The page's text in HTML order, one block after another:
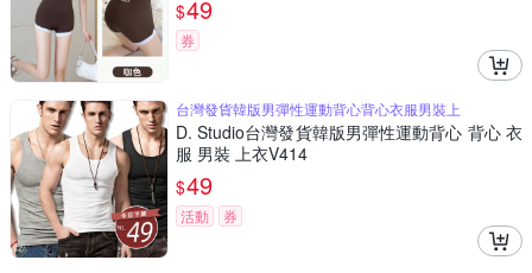
$49
券
台灣發貨韓版男彈性運動背心背心衣服男裝上
D. Studio台灣發貨韓版男彈性運動背心 背心 衣
服 男裝 上衣V414
$49
活動 券